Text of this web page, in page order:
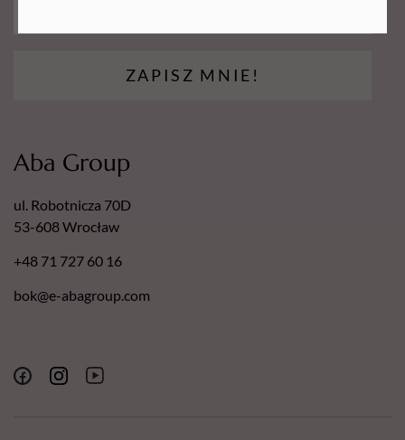
ZAPISZ MNIE!
Aba Group
ul. Robotnicza 70D
53-608 Wrocław
+48 71 727 60 16
bok@e-abagroup.com